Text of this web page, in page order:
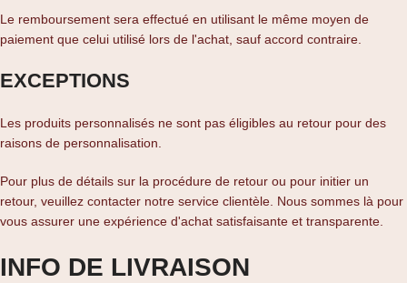
Le remboursement sera effectué en utilisant le même moyen de
paiement que celui utilisé lors de l'achat, sauf accord contraire.
EXCEPTIONS
Les produits personnalisés ne sont pas éligibles au retour pour des
raisons de personnalisation.
Pour plus de détails sur la procédure de retour ou pour initier un
retour, veuillez contacter notre service clientèle. Nous sommes là pour
vous assurer une expérience d'achat satisfaisante et transparente.
INFO DE LIVRAISON